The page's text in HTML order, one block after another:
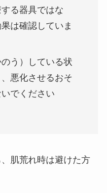
る器具ではな
は確認していま
う）している状
悪化させるおそ
でください
肌荒れ時は避けた方